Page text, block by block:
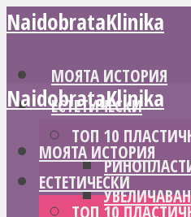
NaidobrataKlinika
МОЯТА ИСТОРИЯ
ЕСТЕТИЧЕСКИ
ТОП 10
NaidobrataKlinika
МОЯТА ИСТОРИЯ
ЕСТЕТИЧЕСКИ
ТОП 10